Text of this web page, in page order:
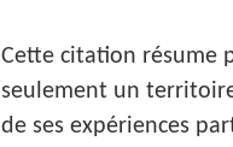
Cette citation résume
seulement un
de ses expériences